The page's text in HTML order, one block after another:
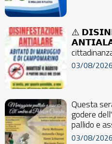
⚠️
e mercoled...
03/08/2026
Questa
godere
pallido e
Caniglia...
03/08/2026